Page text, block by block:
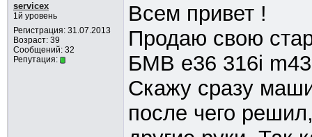
servicex
1й уровень
Регистрация: 31.07.2013
Возраст: 39
Сообщений: 32
Репутация:
Всем привет !
Продаю свою
БМВ е36 316i
Скажу сразу
после чего